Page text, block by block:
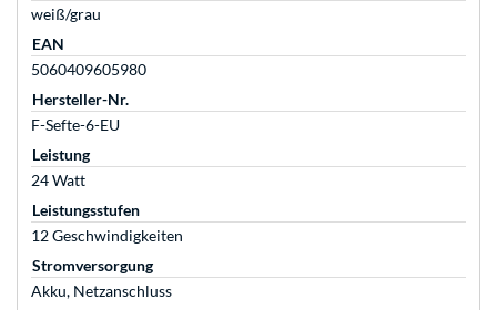
weiß/grau
EAN
5060409605980
Hersteller-Nr.
F-Sefte-6-EU
Leistung
24 Watt
Leistungsstufen
12 Geschwindigkeiten
Stromversorgung
Akku, Netzanschluss